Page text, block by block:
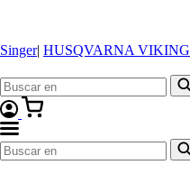
Singer| HUSQVARNA VIKING